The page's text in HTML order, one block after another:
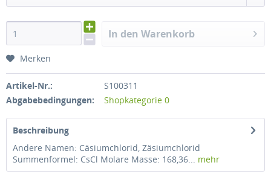
In den Warenkorb
Merken
Artikel-Nr.:
S100311
Abgabebedingungen:
Shopkategorie 0
Beschreibung
Andere Namen: Cäsiumchlorid, Zäsiumchlorid
Summenformel: CsCl Molare Masse: 168,36... mehr